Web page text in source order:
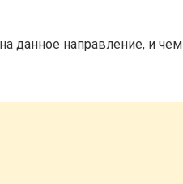
данное направление, и чем